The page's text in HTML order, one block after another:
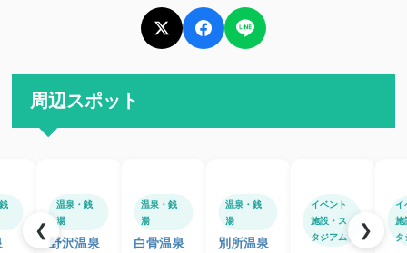
周辺スポット
温泉・銭
湯
野沢温泉
温泉・銭
湯
白骨温泉
温泉・銭
湯
別所温泉
イベント
施設・ス
タジアム
イ
施
タ
❮ ❯